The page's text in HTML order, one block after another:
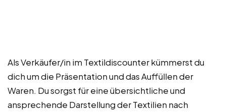
Als Verkäufer/in im Textildiscounter kümmerst du
dich um die Präsentation und das Auffüllen der
Waren. Du sorgst für eine übersichtliche und
ansprechende Darstellung der Textilien nach